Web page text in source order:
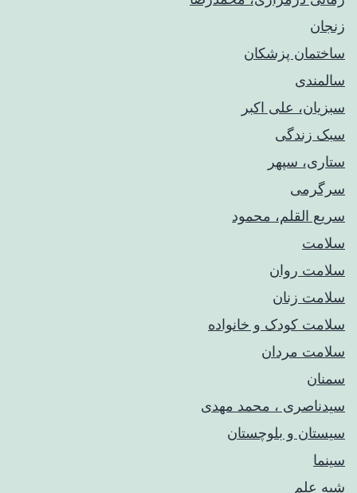
زنجان
ساختمان پزشکان
سالمندی
سبزیان، علی اکبر
سبک زندگی
ستاری، سپهر
سرگرمی
سریع القلم، محمود
سلامت
سلامت روان
سلامت زنان
سلامت کودک‌ و خانواده
سلامت مردان
سمنان
سیدناصری ، محمد مهدی
سیستان و بلوچستان
سینما
شبه علم